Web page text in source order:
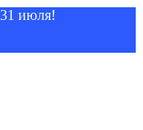
июля!